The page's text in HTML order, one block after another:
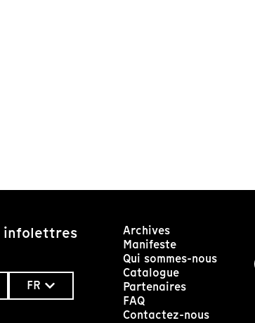
infolettres
FR
Archives
Manifeste
Qui sommes-nous
Catalogue
Partenaires
FAQ
Contactez-nous